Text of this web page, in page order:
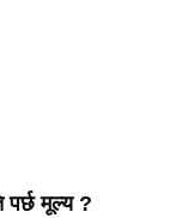
पर्छ मूल्य ?